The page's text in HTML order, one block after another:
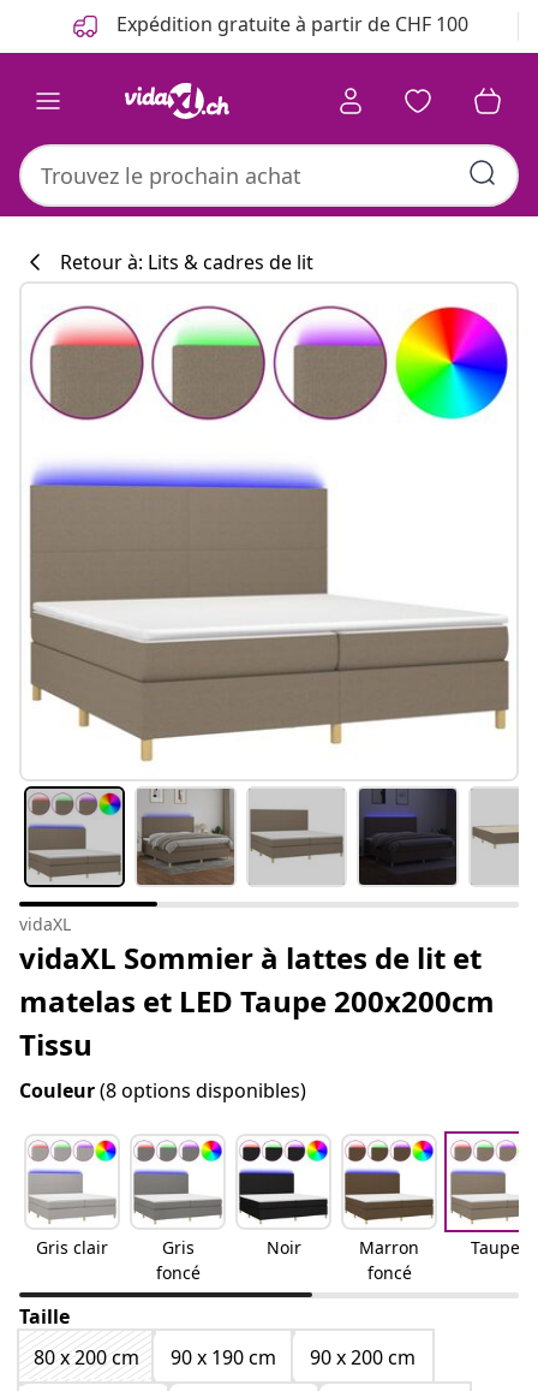
Précédent Expédition gratuite à partir de CHF 100
Retour à: Lits & cadres de lit
vidaXL
vidaXL Sommier à lattes de lit et
matelas et LED Taupe 200x200cm
Tissu
Couleur(8 options disponibles)
Gris clair
Gris
foncé
Noir
Marron
foncé
Taupe
Taille
80 x 200 cm
90 x 190 cm
90 x 200 cm